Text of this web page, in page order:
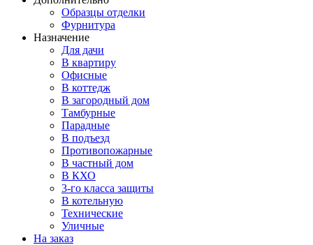
Образцы отделки
Фурнитура
Назначение
Для дачи
В квартиру
Офисные
В коттедж
В загородный дом
Тамбурные
Парадные
В подъезд
Противопожарные
В частный дом
В КХО
3-го класса защиты
В котельную
Технические
Уличные
На заказ